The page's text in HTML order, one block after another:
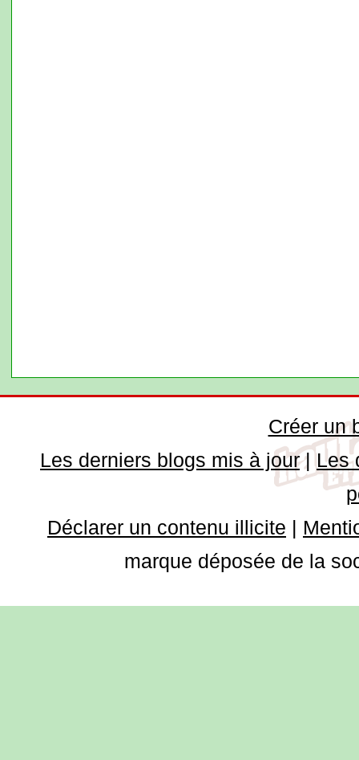
Créer un
Les derniers blogs mis à jour|Les
Déclarer un contenu illicite |
marque déposée de la